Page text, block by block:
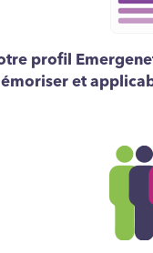
profil
et